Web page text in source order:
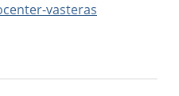
vasteras